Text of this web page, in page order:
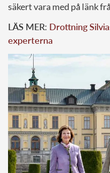
säkert vara med på länk
LÄS MER: Drottning
experterna